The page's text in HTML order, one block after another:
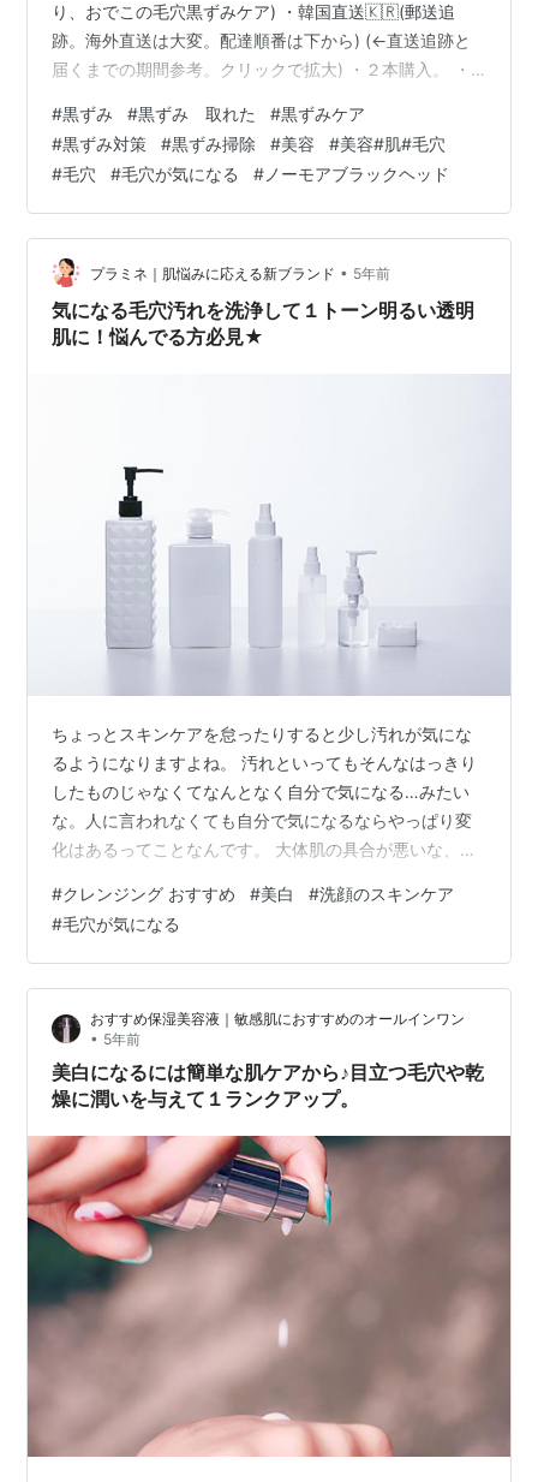
り、おでこの毛穴黒ずみケア) ・韓国直送🇰🇷(郵送追
跡。海外直送は大変。配達順番は下から) (←直送追跡と
届くまでの期間参考。クリックで拡大) ・２本購入。 ・
続？ ・お風呂の湿度と蒸気で毛穴を広げながら使用しな
ければ効果は出ない。 ・全て浴槽に浸かってすること。
換気扇は回さない。 ・期間は黒ズミが気になってきてか
ら位でいいかなー。 【必要なもの】 洗顔料(クレンジン
グオイル←化粧落としなどで使用するものなど)/酵素洗顔
剤(半分)/…
#黒ずみ #黒ずみ 取れた #黒ずみケア
#黒ずみ対策 #黒ずみ掃除 #美容 #美容#肌#毛穴
#毛穴 #毛穴が気になる # ノーモアブラックヘッド
プラミネ｜肌悩みに応える新ブランド • 5年前
気になる毛穴汚れを洗浄して１トーン明るい透明
肌に！悩んでる方必見★
ちょっとスキンケアを怠ったりすると少し汚れが気にな
るようになりますよね。 汚れといってもそんなはっきり
したものじゃなくてなんとなく自分で気になる…みたい
な。人に言われなくても自分で気になるならやっぱり変
化はあるってことなんです。 大体肌の具合が悪いな、お
ますよね。それって結局、目立ってなくても毛穴が原因
だったりして。 毛穴のちょっとした黒ずみが肌の雰囲気
を少し暗くしてるんですよね。そうすると洗顔しっかり
しないと…なんて気にもなってきますよね。普段どんな
もの使ってますか？
#クレンジング おすすめ #美白 #洗顔のスキンケア
#毛穴が気になる
おすすめ保湿美容液｜敏感肌におすすめのオールインワン
• 5年前
美白になるには簡単な肌ケアから♪目立つ毛穴や乾
燥に潤いを与えて１ランクアップ。